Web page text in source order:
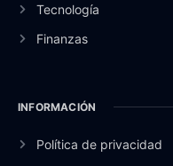
Tecnología
Finanzas
INFORMACIÓN
Política de privacidad